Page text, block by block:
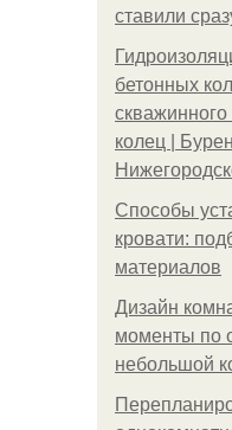
ставили
бетонных
колец |
Способы
кровати:
материалов
Дизайн
моменты по
небольшой